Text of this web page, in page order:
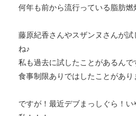
何年も前から流行っている脂肪燃
藤原紀香さんやスザンヌさんが
ね♪
私も過去に試したことがあるん
食事制限ありではしたことがあり
ですが！最近デブまっしぐら！